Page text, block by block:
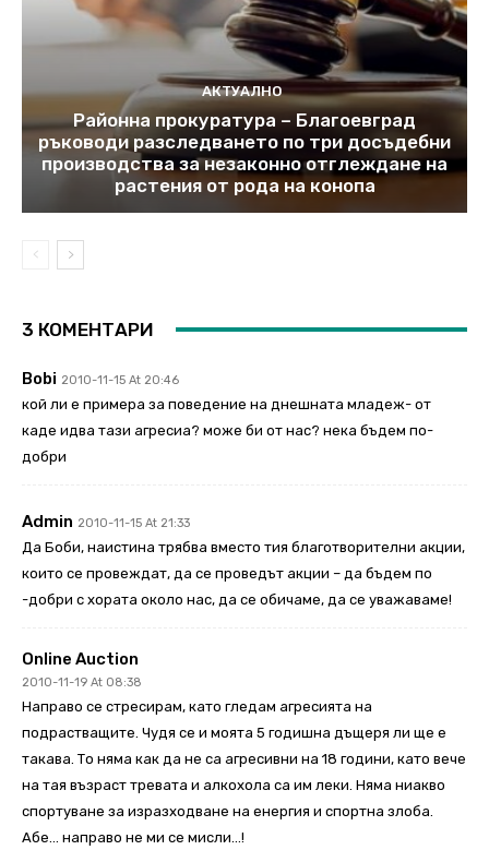
АКТУАЛНО
Районна прокуратура – Благоевград
ръководи разследването по три досъдебни
производства за незаконно отглеждане на
растения от рода на конопа
3 КОМЕНТАРИ
Bobi 2010-11-15 At 20:46
кой ли е примера за поведение на днешната младеж- от
каде идва тази агресиа? може би от нас? нека бъдем по-
добри
Admin 2010-11-15 At 21:33
Да Боби, наистина трябва вместо тия благотворителни акции,
които се провеждат, да се проведът акции – да бъдем по
-добри с хората около нас, да се обичаме, да се уважаваме!
Online Auction
2010-11-19 At 08:38
Направо се стресирам, като гледам агресията на
подрастващите. Чудя се и моята 5 годишна дъщеря ли ще е
такава. То няма как да не са агресивни на 18 години, като вече
на тая възраст тревата и алкохола са им леки. Няма ниакво
спортуване за изразходване на енергия и спортна злоба.
Абе… направо не ми се мисли…!